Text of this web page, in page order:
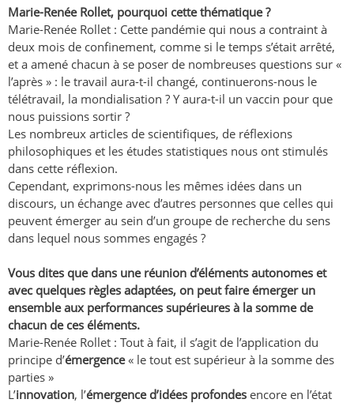
Marie-Renée Rollet, pourquoi cette thématique ?
Marie-Renée Rollet : Cette pandémie qui nous a contraint à
deux mois de confinement, comme si le temps s’était arrêté,
et a amené chacun à se poser de nombreuses questions sur «
l’après » : le travail aura-t-il changé, continuerons-nous le
télétravail, la mondialisation ? Y aura-t-il un vaccin pour que
nous puissions sortir ?
Les nombreux articles de scientifiques, de réflexions
philosophiques et les études statistiques nous ont stimulés
dans cette réflexion.
Cependant, exprimons-nous les mêmes idées dans un
discours, un échange avec d’autres personnes que celles qui
peuvent émerger au sein d’un groupe de recherche du sens
dans lequel nous sommes engagés ?
Vous dites que dans une réunion d’éléments autonomes et
avec quelques règles adaptées, on peut faire émerger un
ensemble aux performances supérieures à la somme de
chacun de ces éléments.
Marie-Renée Rollet : Tout à fait, il s’agit de l’application du
principe d’émergence« le tout est supérieur à la somme des
parties »
L’innovation, l’émergence d’idées profondes encore en l’état